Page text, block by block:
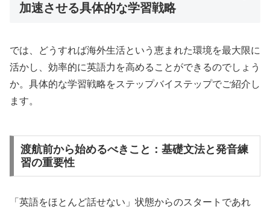
加速させる具体的な学習戦略
では、どうすれば海外生活という恵まれた環境を最大限に
活かし、効率的に英語力を高めることができるのでしょう
か。具体的な学習戦略をステップバイステップでご紹介し
ます。
渡航前から始めるべきこと：基礎文法と発音練
習の重要性
「英語をほとんど話せない」状態からのスタートであれ